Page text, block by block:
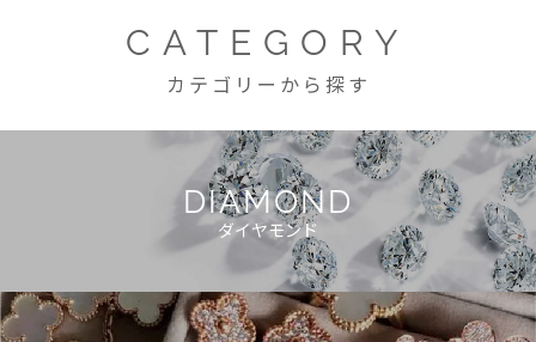
CATEGORY
カテゴリーから探す
DIAMOND
ダイヤモンド